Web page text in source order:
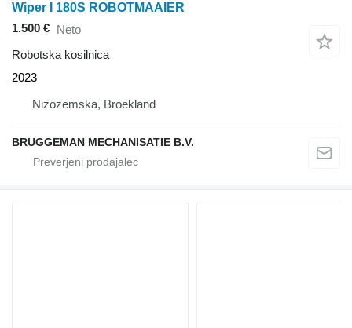
Wiper I 180S ROBOTMAAIER
1.500 € Neto
Robotska kosilnica
2023
Nizozemska, Broekland
BRUGGEMAN MECHANISATIE B.V.